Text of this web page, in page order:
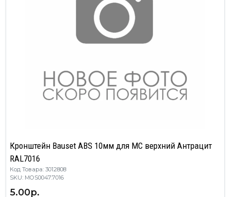
Кронштейн Bauset ABS 10мм для МС верхний Антрацит
RAL7016
Код Товара: 3012808
SKU: MOS0047.7016
5.00р.